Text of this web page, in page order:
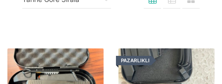
PAZARLIKLI